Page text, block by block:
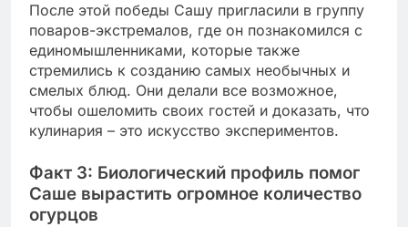
После этой победы Сашу пригласили в группу
поваров-экстремалов, где он познакомился с
единомышленниками, которые также
стремились к созданию самых необычных и
смелых блюд. Они делали все возможное,
чтобы ошеломить своих гостей и доказать, что
кулинария – это искусство экспериментов.
Факт 3: Биологический профиль помог
Саше вырастить огромное количество
огурцов